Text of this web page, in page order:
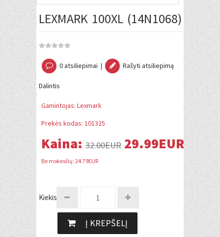
LEXMARK 100XL (14N1068) OEM
0 atsiliepimai | Rašyti atsiliepimą
Dalintis
Gamintojas: Lexmark
Prekės kodas: 101325
Kaina: 32.00EUR 29.99EUR
Be mokesčių: 24.79EUR
Kiekis:
Į KREPŠELĮ